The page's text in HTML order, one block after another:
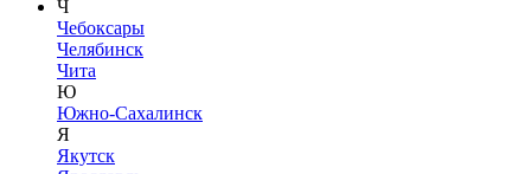
Ч
Чебоксары
Челябинск
Чита
Ю
Южно-Сахалинск
Я
Якутск